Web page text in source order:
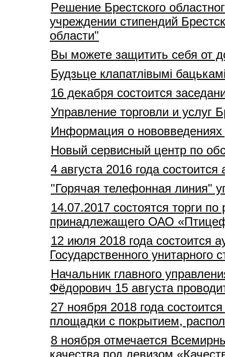
Pешение Брестского
учреждении стипендий
области"
Вы можете защитить себя от
Будзьце клапатлівымі
16 декабря состоится
Управление торговли и услуг
Информация о
Новый сервисный центр по
4 августа 2016 года
"Горячая телефонная линия"
14.07.2017 состоятся торги
принадлежащего ОАО
12 июля 2018 года состоится
Государственного
Начальник главного
Фёдорович 15 августа
27 ноября 2018 года
площадки с покрытием,
8 ноября отмечается
качества под девизом